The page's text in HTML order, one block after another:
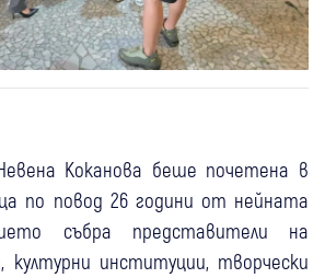
Коканова беше почетена в
по повод 26 години от нейната
събра представители на
институции, творчески